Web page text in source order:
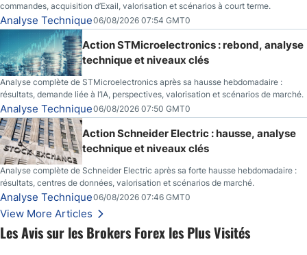
Les Avis sur les Brokers Forex les Plus Visités
commandes, acquisition d’Exail, valorisation et scénarios à court terme.
Analyse Technique06/08/2026 07:54 GMT0
Action STMicroelectronics : rebond, analyse
technique et niveaux clés
Analyse complète de STMicroelectronics après sa hausse hebdomadaire :
résultats, demande liée à l’IA, perspectives, valorisation et scénarios de marché.
Analyse Technique06/08/2026 07:50 GMT0
Action Schneider Electric : hausse, analyse
technique et niveaux clés
Analyse complète de Schneider Electric après sa forte hausse hebdomadaire :
résultats, centres de données, valorisation et scénarios de marché.
Analyse Technique06/08/2026 07:46 GMT0
View More Articles